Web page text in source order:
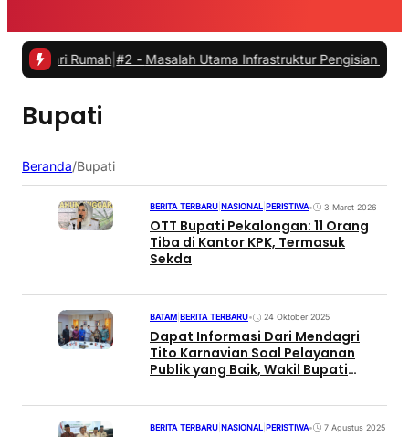
Rumah| #2 -Masalah Utama Infrastruktur Pengisian Daya
Bupati
Beranda/Bupati
BERITA TERBARU NASIONAL PERISTIWA• 3 Maret 2026
OTT Bupati Pekalongan: 11 Orang
Tiba di Kantor KPK, Termasuk
Sekda
BATAM BERITA TERBARU• 24 Oktober 2025
Dapat Informasi Dari Mendagri
Tito Karnavian Soal Pelayanan
Publik yang Baik, Wakil Bupati
Pemko Batam
BERITA TERBARU NASIONAL PERISTIWA• 7 Agustus 2025